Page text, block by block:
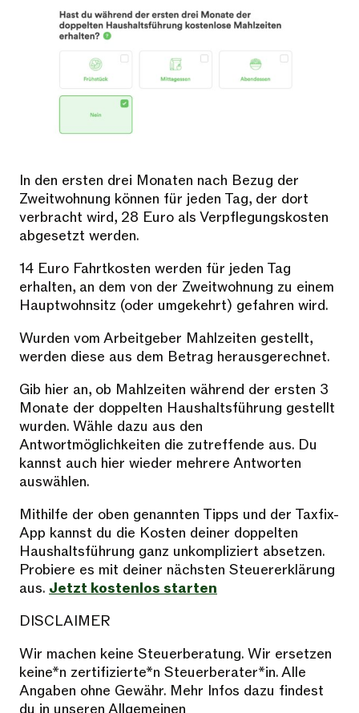
In den ersten drei Monaten nach Bezug der
Zweitwohnung können für jeden Tag, der dort
verbracht wird, 28 Euro als Verpflegungskosten
abgesetzt werden.
14 Euro Fahrtkosten werden für jeden Tag
erhalten, an dem von der Zweitwohnung zu einem
Hauptwohnsitz (oder umgekehrt) gefahren wird.
Wurden vom Arbeitgeber Mahlzeiten gestellt,
werden diese aus dem Betrag herausgerechnet.
Gib hier an, ob Mahlzeiten während der ersten 3
Monate der doppelten Haushaltsführung gestellt
wurden. Wähle dazu aus den
Antwortmöglichkeiten die zutreffende aus. Du
kannst auch hier wieder mehrere Antworten
auswählen.
Mithilfe der oben genannten Tipps und der Taxfix-
App kannst du die Kosten deiner doppelten
Haushaltsführung ganz unkompliziert absetzen.
Probiere es mit deiner nächsten Steuererklärung
aus. Jetzt kostenlos starten
DISCLAIMER
Wir machen keine Steuerberatung. Wir ersetzen
keine*n zertifizierte*n Steuerberater*in. Alle
Angaben ohne Gewähr. Mehr Infos dazu findest
du in unseren Allgemeinen